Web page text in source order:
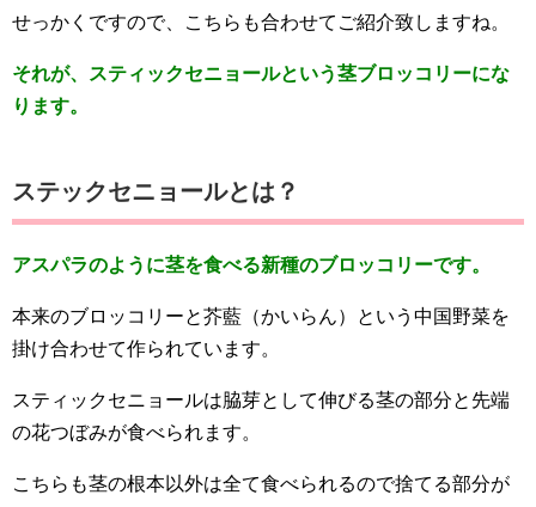
せっかくですので、こちらも合わせてご紹介致しますね。
それが、スティックセニョールという茎ブロッコリーにな
ります。
ステックセニョールとは？
アスパラのように茎を食べる新種のブロッコリーです。
本来のブロッコリーと芥藍（かいらん）という中国野菜を
掛け合わせて作られています。
スティックセニョールは脇芽として伸びる茎の部分と先端
の花つぼみが食べられます。
こちらも茎の根本以外は全て食べられるので捨てる部分が